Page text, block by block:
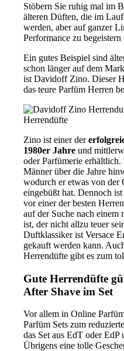
Stöbern Sie ruhig mal im
älteren Düften, die im
werden, aber auf ganzer
Performance zu begeistern
Ein gutes Beispiel sind
schon länger auf dem
ist Davidoff Zino. Dieser
das teure Parfüm Herren
Zino ist einer der
1980er Jahre und
oder Parfümerie
Männer über die Jahre
wodurch er etwas von der
eingebüßt hat. Dennoch
vor einer der besten
auf der Suche nach
ist, der nicht allzu teuer
Duftklassiker ist Versace
gekauft werden kann.
Herrendüfte gibt es zum
Gute Herrendüfte
After Shave im Set
Vor allem in Online
Parfüm Sets zum
das Set aus EdT oder EdP
Übrigens eine tolle